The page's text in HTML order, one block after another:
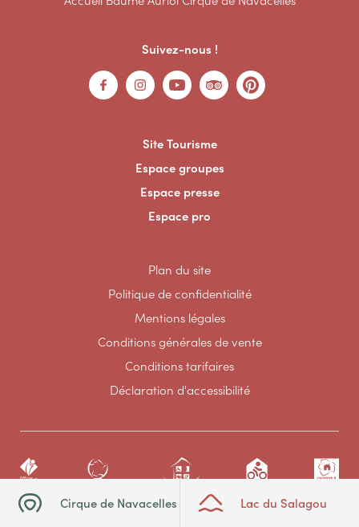
Cirque de Navacelles Lac du Salagou
Suivez-nous !
Site Tourisme
Espace groupes
Espace presse
Espace pro
Plan du site
Politique de confidentialité
Mentions légales
Conditions générales de vente
Conditions tarifaires
Déclaration d'accessibilité